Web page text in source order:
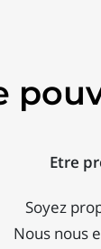
Etre
Soyez
Nous nous